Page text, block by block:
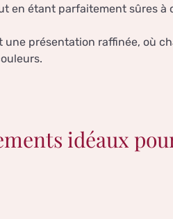
en étant parfaitement sûres à
une présentation raffinée, où
idéaux